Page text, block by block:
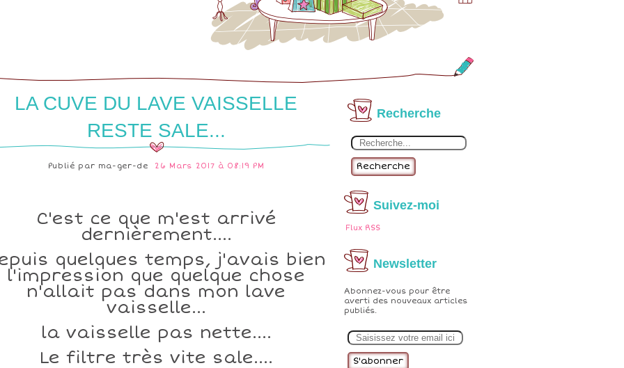
Recherche
Recherche
Suivez-moi
Flux RSS
Newsletter
Abonnez-vous pour être
averti des nouveaux articles
publiés.
m
LA CUVE DU LAVE VAISSELLE
RESTE SALE...
Publié par ma-ger-de 26 Mars 2017 à 08:19 PM
C'est ce que m'est arrivé
dernièrement....
quelques temps, j'avais bien
l'impression que quelque chose
n'allait pas dans mon lave
vaisselle...
la vaisselle pas nette....
Le filtre très vite sale....